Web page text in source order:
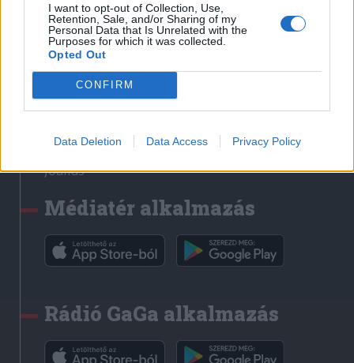
I want to opt-out of Collection, Use,
Retention, Sale, and/or Sharing of my
Personal Data that Is Unrelated with the
Purposes for which it was collected.
Opted Out
CONFIRM
Data Deletion Data Access Privacy Policy
Liget
Krónika
Bihari Napló
Erdélyi Napló
Főtér
Rádió GaGa
Jóállás
Médiatér alkalmazás
Rádió GaGa alkalmazás